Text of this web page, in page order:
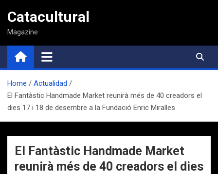
contenido
Catacultural
Magazine
Home
Actualidad
El Fantàstic Handmade Market reunirà més de 40 creadors el
dies 17 i 18 de desembre a la Fundació Enric Miralles
El Fantàstic Handmade Market
reunirà més de 40 creadors el dies